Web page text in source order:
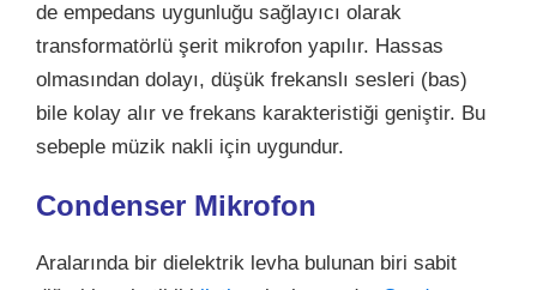
de empedans uygunluğu sağlayıcı olarak
transformatörlü şerit mikrofon yapılır. Hassas
olmasından dolayı, düşük frekanslı sesleri (bas)
bile kolay alır ve frekans karakteristiği geniştir. Bu
sebeple müzik nakli için uygundur.
Condenser Mikrofon
Aralarında bir dielektrik levha bulunan biri sabit